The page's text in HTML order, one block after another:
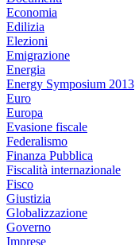
Economia
Edilizia
Elezioni
Emigrazione
Energia
Energy Symposium 2013
Euro
Europa
Evasione fiscale
Federalismo
Finanza Pubblica
Fiscalità internazionale
Fisco
Giustizia
Globalizzazione
Governo
Imprese